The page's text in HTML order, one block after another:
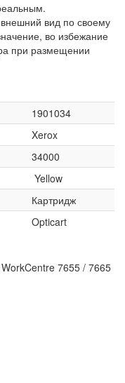
вид по своему
во избежание
при размещении
1901034
Xerox
34000
Yellow
Картридж
Opticart
7655 / 7665